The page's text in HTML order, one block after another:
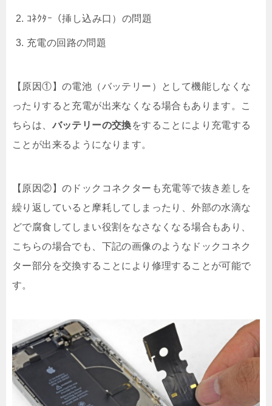
ｺﾈｸﾀｰ（挿し込み口）の問題
充電の回路の問題
【原因①】の電池（バッテリー）として機能しなくな
ったりすると充電が出来なくなる場合もあります。こ
ちらは、 バッテリーの交換をすることにより充電する
ことが出来るようになります。
【原因②】のドックコネクターも充電等で抜き差しを
繰り返していると摩耗してしまったり、外部の水滴な
どで腐食してしまい役割をなさなくなる場合もあり、
こちらの場合でも、下記の画像のようなドックコネク
ター部分を交換することにより修理することが可能で
す。